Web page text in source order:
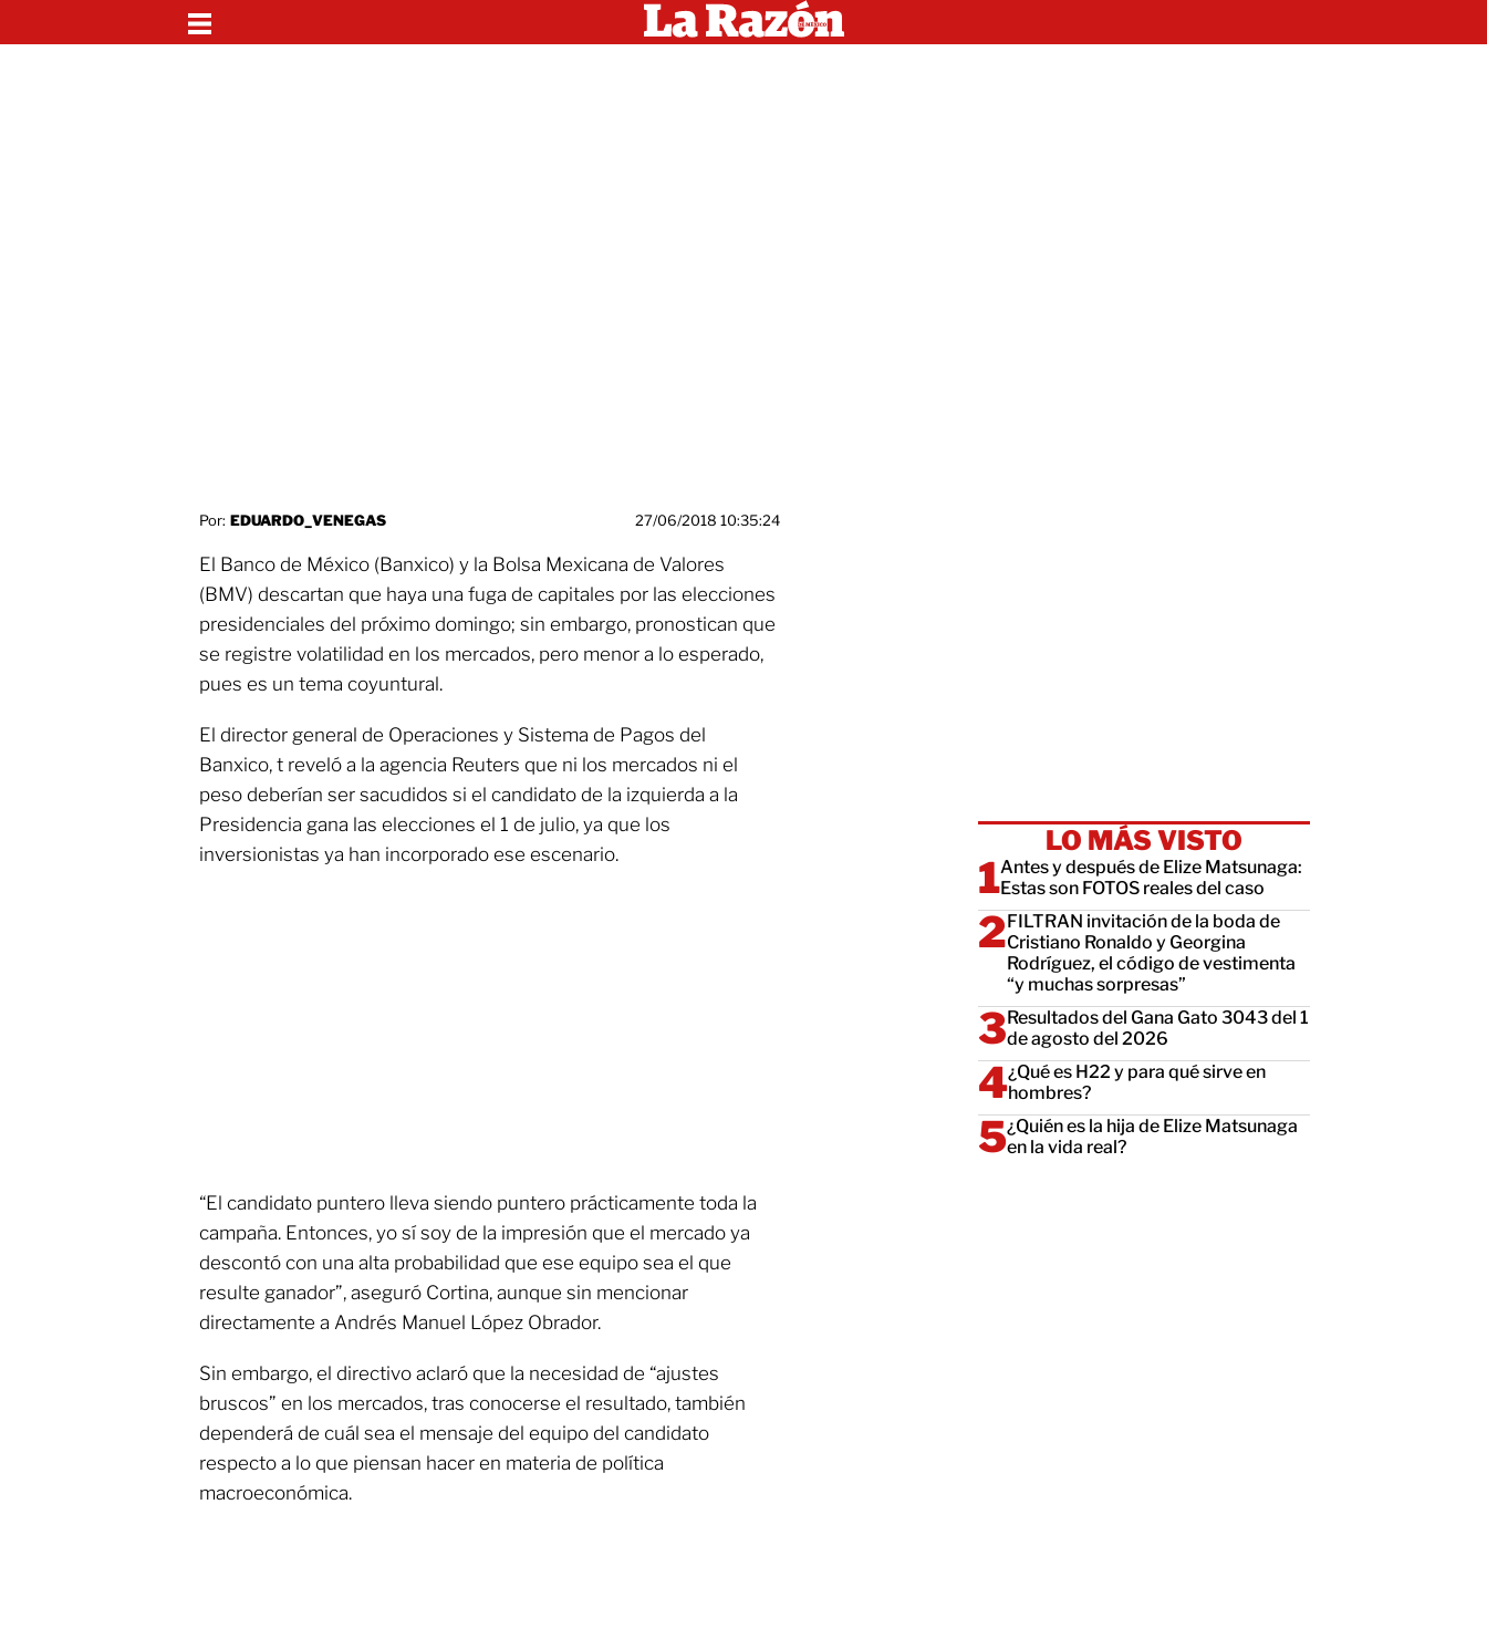
Por: EDUARDO_VENEGAS 27/06/2018 10:35:24
El Banco de México (Banxico) y la Bolsa Mexicana de Valores
(BMV) descartan que haya una fuga de capitales por las elecciones
presidenciales del próximo domingo; sin embargo, pronostican que
se registre volatilidad en los mercados, pero menor a lo esperado,
pues es un tema coyuntural.
El director general de Operaciones y Sistema de Pagos del
Banxico, t reveló a la agencia Reuters que ni los mercados ni el
peso deberían ser sacudidos si el candidato de la izquierda a la
Presidencia gana las elecciones el 1 de julio, ya que los
inversionistas ya han incorporado ese escenario.
“El candidato puntero lleva siendo puntero prácticamente toda la
campaña. Entonces, yo sí soy de la impresión que el mercado ya
descontó con una alta probabilidad que ese equipo sea el que
resulte ganador”, aseguró Cortina, aunque sin mencionar
directamente a Andrés Manuel López Obrador.
Sin embargo, el directivo aclaró que la necesidad de “ajustes
bruscos” en los mercados, tras conocerse el resultado, también
dependerá de cuál sea el mensaje del equipo del candidato
respecto a lo que piensan hacer en materia de política
macroeconómica.
LO MÁS VISTO
Antes y después de Elize Matsunaga:
Estas son FOTOS reales del caso
FILTRAN invitación de la boda de
Cristiano Ronaldo y Georgina
Rodríguez, el código de vestimenta
“y muchas sorpresas”
Resultados del Gana Gato 3043 del 1
de agosto del 2026
¿Qué es H22 y para qué sirve en
hombres?
¿Quién es la hija de Elize Matsunaga
en la vida real?